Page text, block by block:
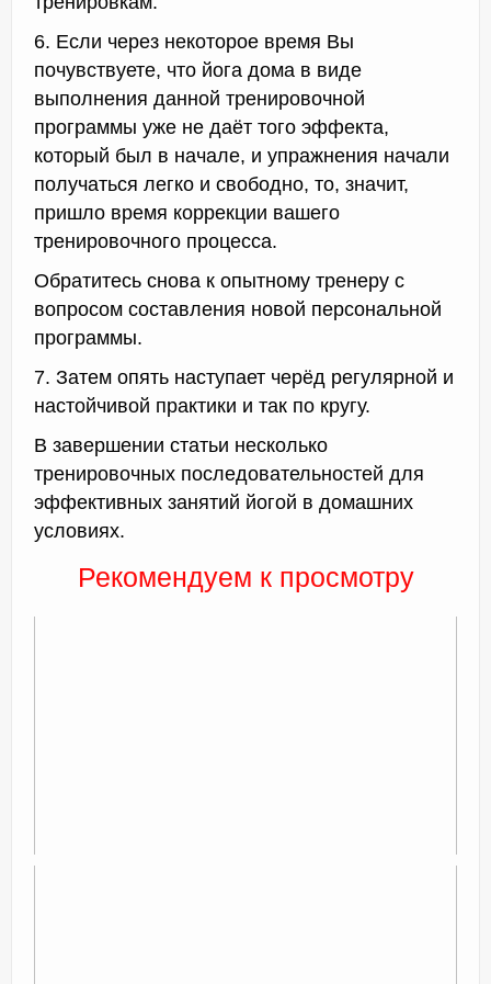
6. Если через некоторое время Вы
почувствуете, что йога дома в виде
выполнения данной тренировочной
программы уже не даёт того эффекта,
который был в начале, и упражнения начали
получаться легко и свободно, то, значит,
пришло время коррекции вашего
тренировочного процесса.
Обратитесь снова к опытному тренеру с
вопросом составления новой персональной
программы.
7. Затем опять наступает черёд регулярной и
настойчивой практики и так по кругу.
В завершении статьи несколько
тренировочных последовательностей для
эффективных занятий йогой в домашних
условиях.
Рекомендуем к просмотру